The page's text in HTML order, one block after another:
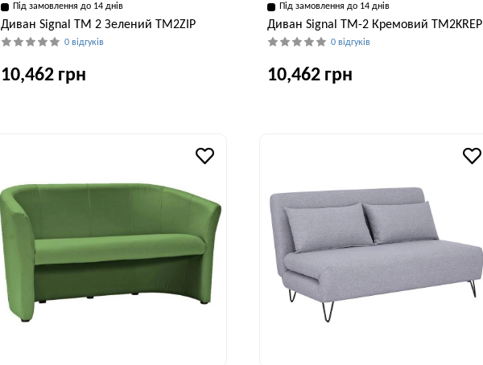
Під замовлення до 14 днів
Диван Signal TM 2 Зелений TM2ZIP
0 відгуків
10,462 грн
76 см
Під замовлення до 14 днів
Диван Signal TM-2 Кремовий TM2KREP
0 відгуків
10,462 грн
76 см